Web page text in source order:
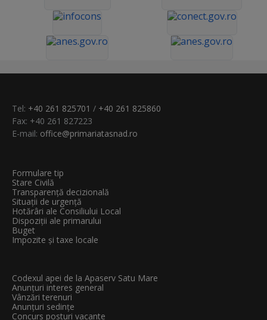
Tel: +40 261 825701 / +40 261 825860
Fax: +40 261 827223
E-mail: office@primariatasnad.ro
Formulare tip
Stare Civilă
Transparenţă decizională
Situații de urgență
Hotărâri ale Consiliului Local
Dispoziții ale primarului
Buget
Impozite și taxe locale
Codexul apei de la Apaserv Satu Mare
Anunțuri interes general
Vânzări terenuri
Anunțuri sedințe
Concurs posturi vacante